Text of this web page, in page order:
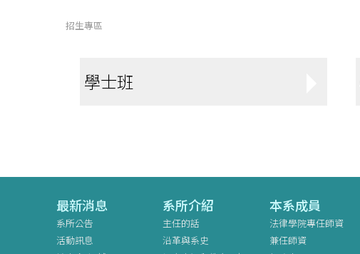
招生專區
學士班
最新消息
系所公告
活動訊息
系所介紹
主任的話
沿革與系史
本系成員
法律學院專任師資
兼任師資